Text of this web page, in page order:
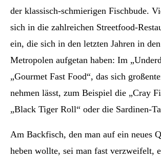
der klassisch-schmierigen Fischbude.
sich in die zahlreichen Streetfood-
ein, die sich in den letzten Jahren in
Metropolen aufgetan haben: Im
„Gourmet Fast Food“, das sich
nehmen lässt, zum Beispiel die „Cray
„Black Tiger Roll“ oder die Sardinen-
Am Backfisch, den man auf ein neues
heben wollte, sei man fast verzweifelt,